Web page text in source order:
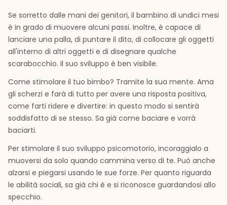
Se sorretto dalle mani dei genitori, il bambino di undici mesi
è in grado di muovere alcuni passi. Inoltre, è capace di
lanciare una palla, di puntare il dito, di collocare gli oggetti
all'interno di altri oggetti e di disegnare qualche
scarabocchio. Il suo sviluppo è ben visibile.
Come stimolare il tuo bimbo? Tramite la sua mente. Ama
gli scherzi e farà di tutto per avere una risposta positiva,
come farti ridere e divertire: in questo modo si sentirà
soddisfatto di se stesso. Sa già come baciare e vorrà
baciarti.
Per stimolare il suo sviluppo psicomotorio, incoraggialo a
muoversi da solo quando cammina verso di te. Può anche
alzarsi e piegarsi usando le sue forze. Per quanto riguarda
le abilità sociali, sa già chi è e si riconosce guardandosi allo
specchio.